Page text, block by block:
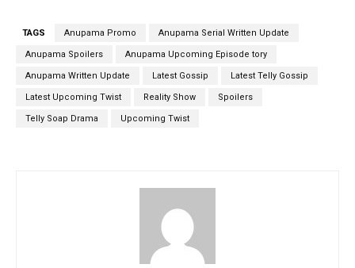
TAGS Anupama Promo Anupama Serial Written Update
Anupama Spoilers Anupama Upcoming Episode tory
Anupama Written Update Latest Gossip Latest Telly Gossip
Latest Upcoming Twist Reality Show Spoilers
Telly Soap Drama Upcoming Twist